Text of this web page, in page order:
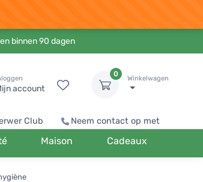
binnen 90 dagen
account
0
Winkelwagen
Club Neem contact op met
Maison Cadeaux